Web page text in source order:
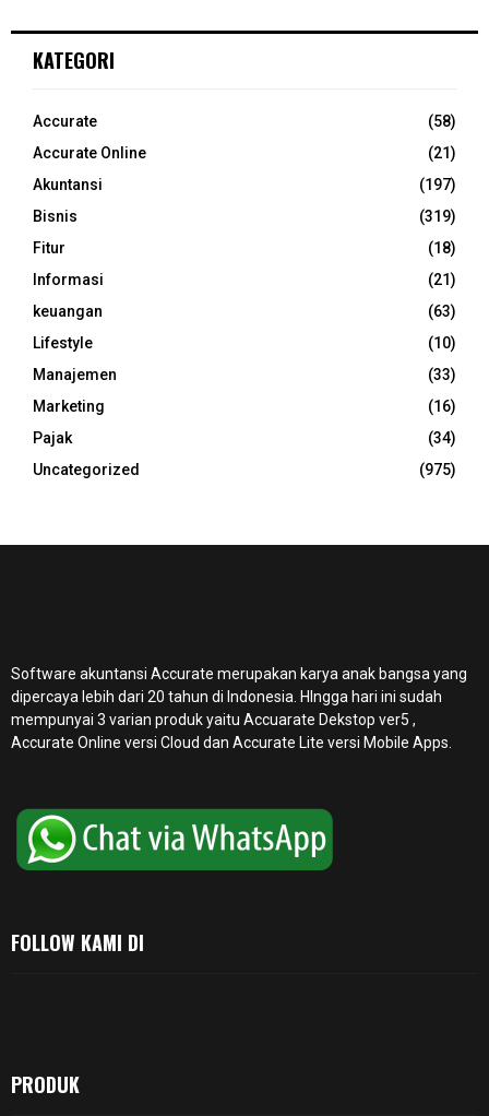
KATEGORI
Accurate
(58)
Accurate Online
(21)
Akuntansi
(197)
Bisnis
(319)
Fitur
(18)
Informasi
(21)
keuangan
(63)
Lifestyle
(10)
Manajemen
(33)
Marketing
(16)
Pajak
(34)
Uncategorized
(975)
Software akuntansi Accurate merupakan karya anak bangsa yang
dipercaya lebih dari 20 tahun di Indonesia. HIngga hari ini sudah
mempunyai 3 varian produk yaitu Accuarate Dekstop ver5 ,
Accurate Online versi Cloud dan Accurate Lite versi Mobile Apps.
FOLLOW KAMI DI
PRODUK